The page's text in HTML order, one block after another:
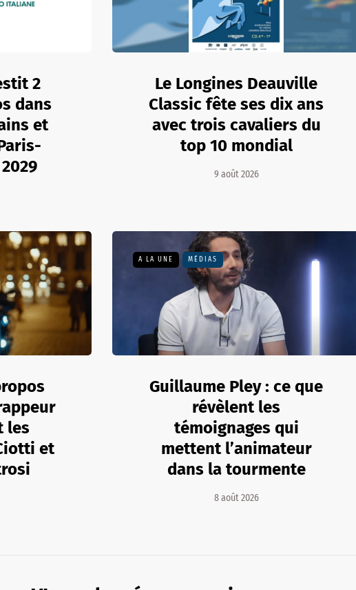
2
dans
et
Le Longines Deauville
Classic fête ses dix ans
avec trois cavaliers du
top 10 mondial
9 août 2026
les
et
A LA UNE MÉDIAS
Guillaume Pley : ce que
révèlent les
témoignages qui
mettent l’animateur
dans la tourmente
8 août 2026